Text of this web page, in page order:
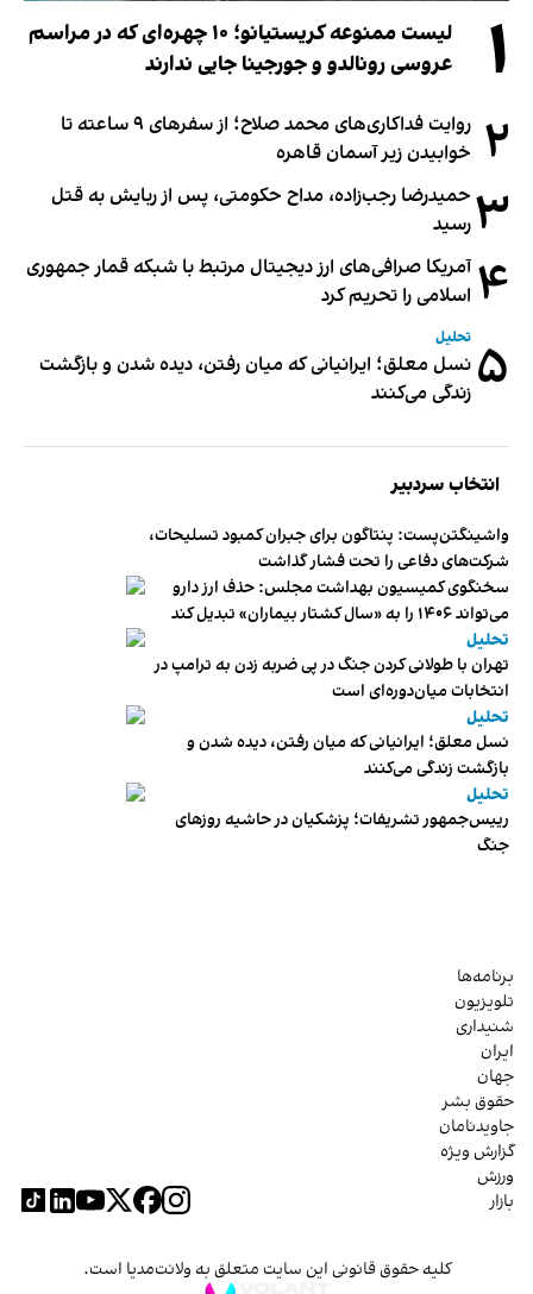
۱
لیست ممنوعه کریستیانو؛ ۱۰ چهره‌ای که در مراسم
عروسی رونالدو و جورجینا جایی ندارند
۲
روایت فداکاری‌های محمد صلاح؛ از سفرهای ۹ ساعته تا
خوابیدن زیر آسمان قاهره
۳ حمیدرضا رجب‌زاده، مداح حکومتی، پس از ربایش به قتل
رسید
۴ آمریکا صرافی‌های ارز دیجیتال مرتبط با شبکه قمار جمهوری
اسلامی را تحریم کرد
۵ تحلیل
نسل معلق؛ ایرانیانی که میان رفتن، دیده شدن و بازگشت
زندگی می‌کنند
انتخاب سردبیر
واشینگتن‌پست: پنتاگون برای جبران کمبود تسلیحات،
شرکت‌های دفاعی را تحت فشار گذاشت
سخنگوی کمیسیون بهداشت مجلس: حذف ارز دارو
می‌تواند ۱۴۰۶ را به «سال کشتار بیماران» تبدیل کند
تحلیل
تهران با طولانی کردن جنگ در پی ضربه زدن به ترامپ در
انتخابات میان‌دوره‌ای است
تحلیل
نسل معلق؛ ایرانیانی که میان رفتن، دیده شدن و
بازگشت زندگی می‌کنند
تحلیل
رییس‌جمهور تشریفات؛ پزشکیان در حاشیه روزهای
جنگ
برنامه‌ها
تلویزیون
شنیداری
ایران
جهان
حقوق بشر
جاویدنامان
گزارش ویژه
ورزش
بازار
کلیه حقوق قانونی این سایت متعلق به ولانت‌مدیا است.